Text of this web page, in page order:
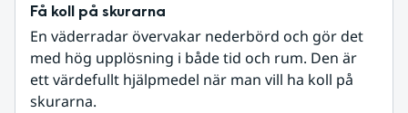
Få koll på skurarna
En väderradar övervakar nederbörd och gör det
med hög upplösning i både tid och rum. Den är
ett värdefullt hjälpmedel när man vill ha koll på
skurarna.